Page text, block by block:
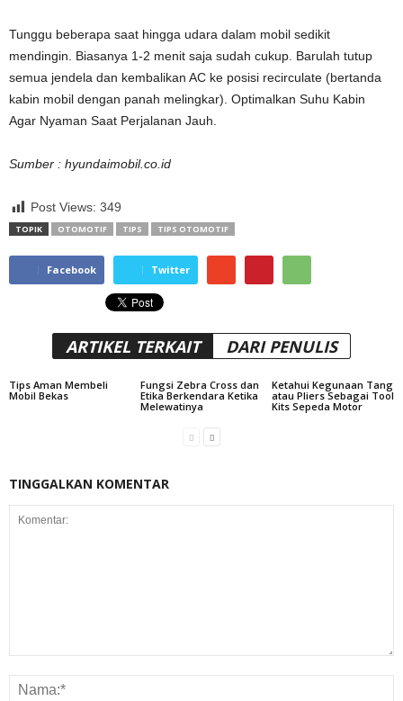
Tunggu beberapa saat hingga udara dalam mobil sedikit
mendingin. Biasanya 1-2 menit saja sudah cukup. Barulah tutup
semua jendela dan kembalikan AC ke posisi recirculate (bertanda
kabin mobil dengan panah melingkar). Optimalkan Suhu Kabin
Agar Nyaman Saat Perjalanan Jauh.
Sumber : hyundaimobil.co.id
Post Views: 349
TOPIK OTOMOTIF TIPS TIPS OTOMOTIF
Facebook Twitter
ARTIKEL TERKAIT DARI PENULIS
Tips Aman Membeli
Mobil Bekas
Fungsi Zebra Cross dan
Etika Berkendara Ketika
Melewatinya
Ketahui Kegunaan Tang
atau Pliers Sebagai Tool
Kits Sepeda Motor
TINGGALKAN KOMENTAR